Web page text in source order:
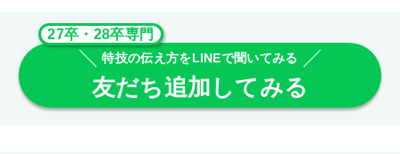
27卒・28卒専門
特技の伝え方をLINEで聞いてみる
友だち追加してみる